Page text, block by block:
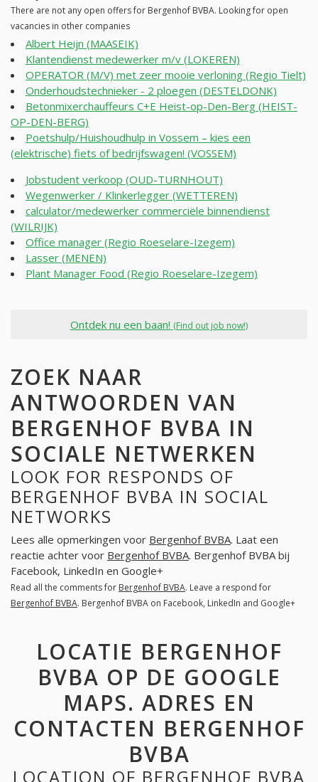
There are not any open offers for Bergenhof BVBA. Looking for open
vacancies in other companies
Albert Heijn (MAASEIK)
Klantendienst medewerker m/v (LOKEREN)
OPERATOR (M/V) met zeer mooie verloning (Regio Tielt)
Onderhoudstechnieker - 2 ploegen (DESTELDONK)
Betonmixerchauffeurs C+E Heist-op-Den-Berg (HEIST-
OP-DEN-BERG)
Poetshulp/Huishoudhulp in Vossem – kies een
(elektrische) fiets of bedrijfswagen! (VOSSEM)
Jobstudent verkoop (OUD-TURNHOUT)
Wegenwerker / Klinkerlegger (WETTEREN)
calculator/medewerker commerciële binnendienst
(WILRIJK)
Office manager (Regio Roeselare-Izegem)
Lasser (MENEN)
Plant Manager Food (Regio Roeselare-Izegem)
Ontdek nu een baan! (Find out job now!)
ZOEK NAAR
ANTWOORDEN VAN
BERGENHOF BVBA IN
SOCIALE NETWERKEN
LOOK FOR RESPONDS OF
BERGENHOF BVBA IN SOCIAL
NETWORKS
Lees alle opmerkingen voor Bergenhof BVBA. Laat een
reactie achter voor Bergenhof BVBA. Bergenhof BVBA bij
Facebook, LinkedIn en Google+
Read all the comments for Bergenhof BVBA. Leave a respond for
Bergenhof BVBA. Bergenhof BVBA on Facebook, LinkedIn and Google+
LOCATIE BERGENHOF
BVBA OP DE GOOGLE
MAPS. ADRES EN
CONTACTEN BERGENHOF
BVBA
LOCATION OF BERGENHOF BVBA